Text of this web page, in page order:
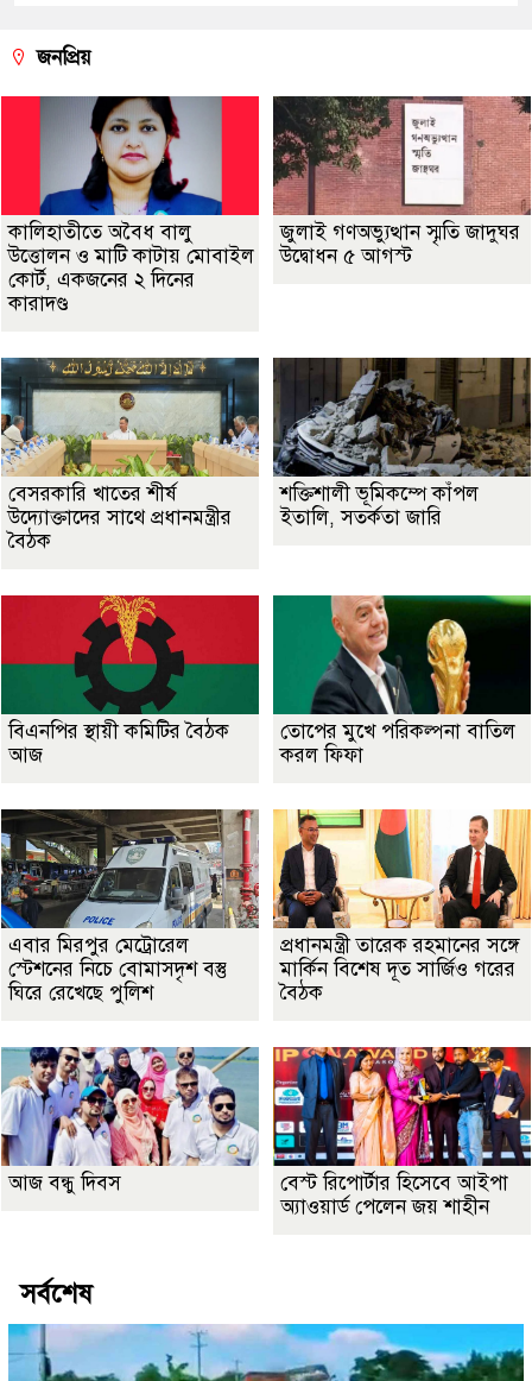
জনপ্রিয়
কালিহাতীতে অবৈধ বালু
উত্তোলন ও মাটি কাটায় মোবাইল
কোর্ট, একজনের ২ দিনের
কারাদণ্ড
জুলাই গণঅভ্যুত্থান স্মৃতি জাদুঘর
উদ্বোধন ৫ আগস্ট
বেসরকারি খাতের শীর্ষ
উদ্যোক্তাদের সাথে প্রধানমন্ত্রীর
বৈঠক
শক্তিশালী ভূমিকম্পে কাঁপল
ইতালি, সতর্কতা জারি
বিএনপির স্থায়ী কমিটির বৈঠক
আজ
তোপের মুখে পরিকল্পনা বাতিল
করল ফিফা
এবার মিরপুর মেট্রোরেল
স্টেশনের নিচে বোমাসদৃশ বস্তু
ঘিরে রেখেছে পুলিশ
প্রধানমন্ত্রী তারেক রহমানের সঙ্গে
মার্কিন বিশেষ দূত সার্জিও গরের
বৈঠক
আজ বন্ধু দিবস
বেস্ট রিপোর্টার হিসেবে আইপা
অ্যাওয়ার্ড পেলেন জয় শাহীন
সর্বশেষ